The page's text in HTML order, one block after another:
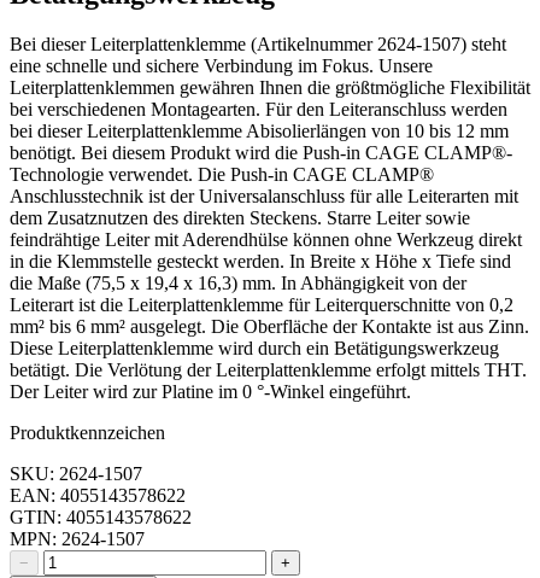
Bei dieser Leiterplattenklemme (Artikelnummer 2624-1507) steht
eine schnelle und sichere Verbindung im Fokus. Unsere
Leiterplattenklemmen gewähren Ihnen die größtmögliche Flexibilität
bei verschiedenen Montagearten. Für den Leiteranschluss werden
bei dieser Leiterplattenklemme Abisolierlängen von 10 bis 12 mm
benötigt. Bei diesem Produkt wird die Push-in CAGE CLAMP®-
Technologie verwendet. Die Push-in CAGE CLAMP®
Anschlusstechnik ist der Universalanschluss für alle Leiterarten mit
dem Zusatznutzen des direkten Steckens. Starre Leiter sowie
feindrähtige Leiter mit Aderendhülse können ohne Werkzeug direkt
in die Klemmstelle gesteckt werden. In Breite x Höhe x Tiefe sind
die Maße (75,5 x 19,4 x 16,3) mm. In Abhängigkeit von der
Leiterart ist die Leiterplattenklemme für Leiterquerschnitte von 0,2
mm² bis 6 mm² ausgelegt. Die Oberfläche der Kontakte ist aus Zinn.
Diese Leiterplattenklemme wird durch ein Betätigungswerkzeug
betätigt. Die Verlötung der Leiterplattenklemme erfolgt mittels THT.
Der Leiter wird zur Platine im 0 °-Winkel eingeführt.
Produktkennzeichen
SKU: 2624-1507
EAN: 4055143578622
GTIN: 4055143578622
MPN: 2624-1507
−
+